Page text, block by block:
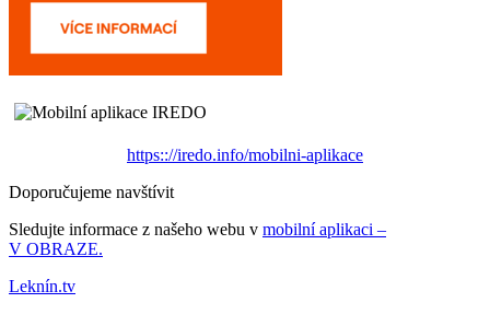
https:://iredo.info/mobilni-aplikace
Doporučujeme navštívit
Sledujte informace z našeho webu v mobilní aplikaci –
V OBRAZE.
Leknín.tv